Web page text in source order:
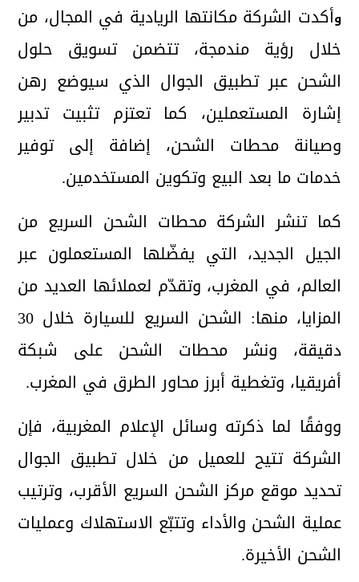
وأكدت الشركة مكانتها الريادية في المجال، من
خلال رؤية مندمجة، تتضمن تسويق حلول
الشحن عبر تطبيق الجوال الذي سيوضع رهن
إشارة المستعملين، كما تعتزم تثبيت تدبير
وصيانة محطات الشحن، إضافة إلى توفير
خدمات ما بعد البيع وتكوين المستخدمين.
كما تنشر الشركة محطات الشحن السريع من
الجيل الجديد، التي يفضّلها المستعملون عبر
العالم، في المغرب، وتقدّم لعملائها العديد من
المزايا، منها: الشحن السريع للسيارة خلال 30
دقيقة، ونشر محطات الشحن على شبكة
أفريقيا، وتغطية أبرز محاور الطرق في المغرب.
ووفقًا لما ذكرته وسائل الإعلام المغربية، فإن
الشركة تتيح للعميل من خلال تطبيق الجوال
تحديد موقع مركز الشحن السريع الأقرب، وترتيب
عملية الشحن والأداء وتتبّع الاستهلاك وعمليات
الشحن الأخيرة.